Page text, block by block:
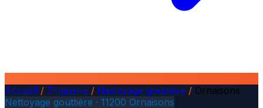
Accueil / Zinguerie / Nettoyage gouttière / Ornaisons
Nettoyage gouttière · 11200 Ornaisons